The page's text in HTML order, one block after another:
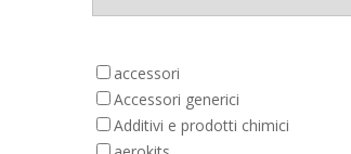
accessori
Accessori generici
Additivi e prodotti chimici